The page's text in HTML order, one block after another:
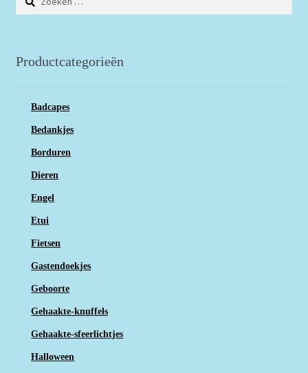
naar:
Productcategorieën
Badcapes
Bedankjes
Borduren
Dieren
Engel
Etui
Fietsen
Gastendoekjes
Geboorte
Gehaakte-knuffels
Gehaakte-sfeerlichtjes
Halloween